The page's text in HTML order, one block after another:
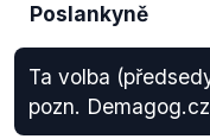
Poslankyně
Ta volba
pozn.